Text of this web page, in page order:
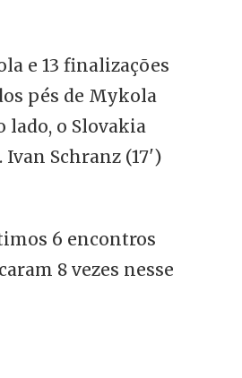
e 13 finalizações
pés de Mykola
lado, o Slovakia
Ivan Schranz (17')
6 encontros
8 vezes nesse